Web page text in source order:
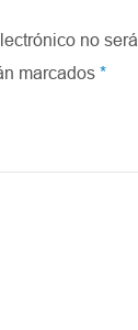
no
marcados *